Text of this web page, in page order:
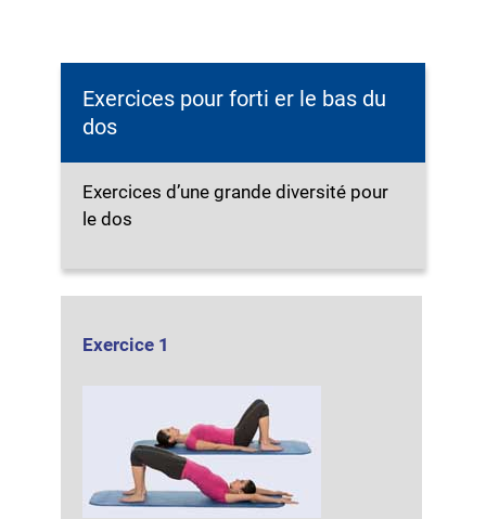
Exercices pour forti er le bas du
dos
Exercices d’une grande diversité pour
le dos
Exercice 1